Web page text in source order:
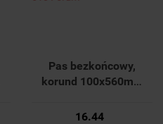
Pas bezkońcowy,
korund 100x560mm
Forum
16.44